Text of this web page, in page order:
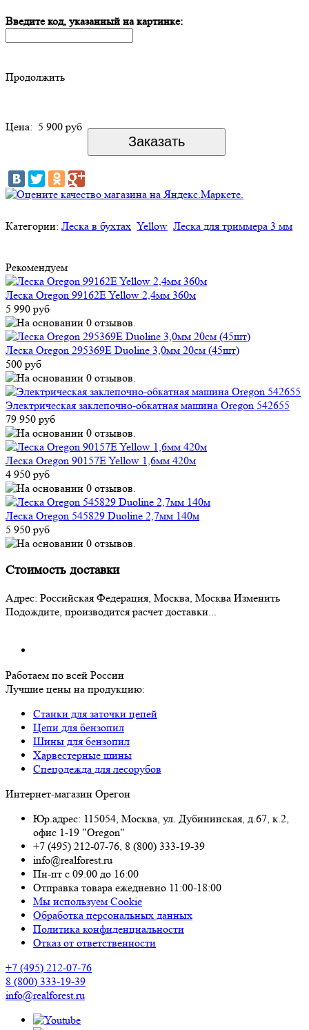
Введите код, указанный на картинке:
Продолжить
Цена: 5 900 руб
Категории: Леска в бухтах Yellow Леска для триммера 3 мм
Рекомендуем
Леска Oregon 99162E Yellow 2,4мм 360м
5 990 руб
Леска Oregon 295369E Duoline 3,0мм 20cм (45шт)
500 руб
Электрическая заклепочно-обкатная машина Oregon 542655
79 950 руб
Леска Oregon 90157E Yellow 1,6мм 420м
4 950 руб
Леска Oregon 545829 Duoline 2,7мм 140м
5 950 руб
Стоимость доставки
Адрес: Российская Федерация, Москва, Москва Изменить
Подождите, производится расчет доставки...
Работаем по всей России
Лучшие цены на продукцию:
Станки для заточки цепей
Цепи для бензопил
Шины для бензопил
Харвестерные шины
Спецодежда для лесорубов
Интернет-магазин Орегон
Юр.адрес: 115054, Москва, ул. Дубининская, д.67, к.2,
офис 1-19 "Oregon"
+7 (495) 212-07-76, 8 (800) 333-19-39
info@realforest.ru
Пн-пт с 09:00 до 16:00
Отправка товара ежедневно 11:00-18:00
Мы используем Cookie
Обработка персональных данных
Политика конфиденциальности
Отказ от ответственности
+7 (495) 212-07-76
8 (800) 333-19-39
info@realforest.ru